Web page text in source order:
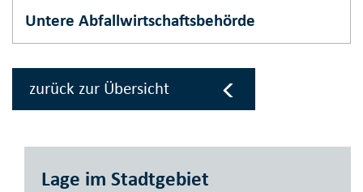
Untere Abfallwirtschaftsbehörde
zurück zur Übersicht
Lage im Stadtgebiet